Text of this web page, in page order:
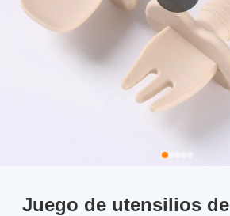
Juego de utensilios de